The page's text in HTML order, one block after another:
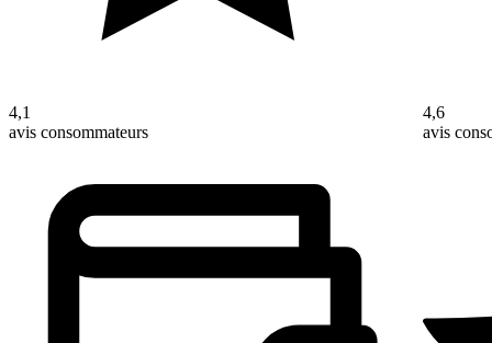
4,1
avis consommateurs
4,6
avis